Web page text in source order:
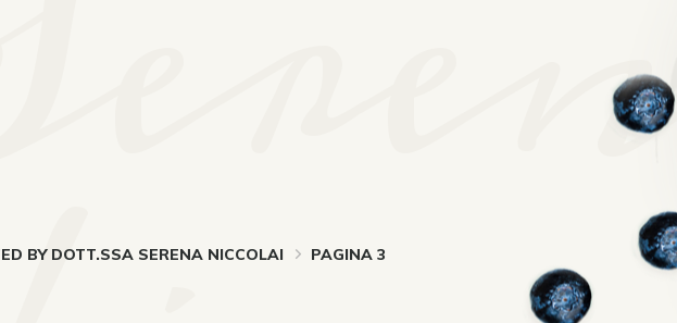
BY DOTT.SSA SERENA NICCOLAI PAGINA 3